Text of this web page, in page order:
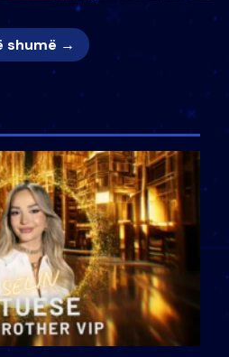
shumë →